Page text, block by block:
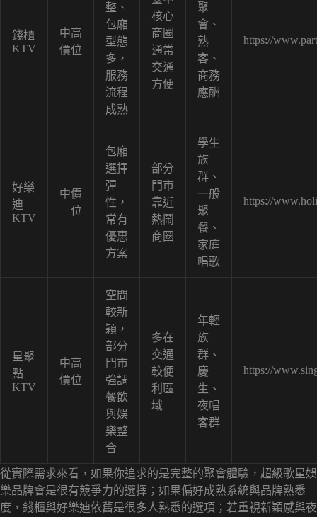
錢櫃
KTV
中高
價位
整、
包廂
型態
多，
服務
流程
成熟
核心
商圈
通常
交通
方便
聚
會、
熟
客、
商務
應酬
https://
好樂
迪
KTV
中價
位
包廂
選擇
彈
性，
常有
優惠
方案
部分
門市
靠近
熱鬧
商圈
學生
族
群、
一般
聚
餐、
家庭
唱歌
https://
星聚
點
KTV
中高
價位
空間
較新
穎，
部分
門市
強調
餐飲
與娛
樂整
合
多在
交通
較便
利區
域
年輕
族
群、
慶
生、
夜唱
客群
https://
從實際需求來看，如果你追求的是完整的聚會體驗，超級歌星娛
樂品牌會是很有競爭力的選擇；如果偏好成熟系統與品牌熟悉
度，錢櫃與好樂迪依舊是很多人熟悉的選項；若重視新穎感與夜